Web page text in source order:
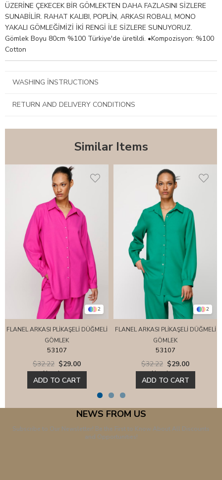
ÜZERİNE ÇEKECEK BİR GÖMLEKTEN DAHA FAZLASINI SİZLERE
SUNABİLİR. RAHAT KALIBI, POPLİN, ARKASI ROBALI, MONO
YAKALI GÖMLEĞİMİZİ İKİ RENGİ İLE SİZLERE SUNUYORUZ.
Gömlek Boyu 80cm %100 Türkiye'de üretildi. •Kompozisyon: %100
Cotton
WASHING İNSTRUCTIONS
RETURN AND DELIVERY CONDITIONS
Similar Items
2
FLANEL ARKASI PLİKAŞELİ DÜĞMELİ
GÖMLEK
53107
$29.00
$32.22
ADD TO CART
New Item
2
FLANEL ARKASI PLİKAŞELİ DÜĞMELİ
GÖMLEK
53107
$29.00
$32.22
ADD TO CART
New Item
NEWS FROM US
Subscribe to Our Newsletter! Be the First to Know About All Discounts
and Opportunities!